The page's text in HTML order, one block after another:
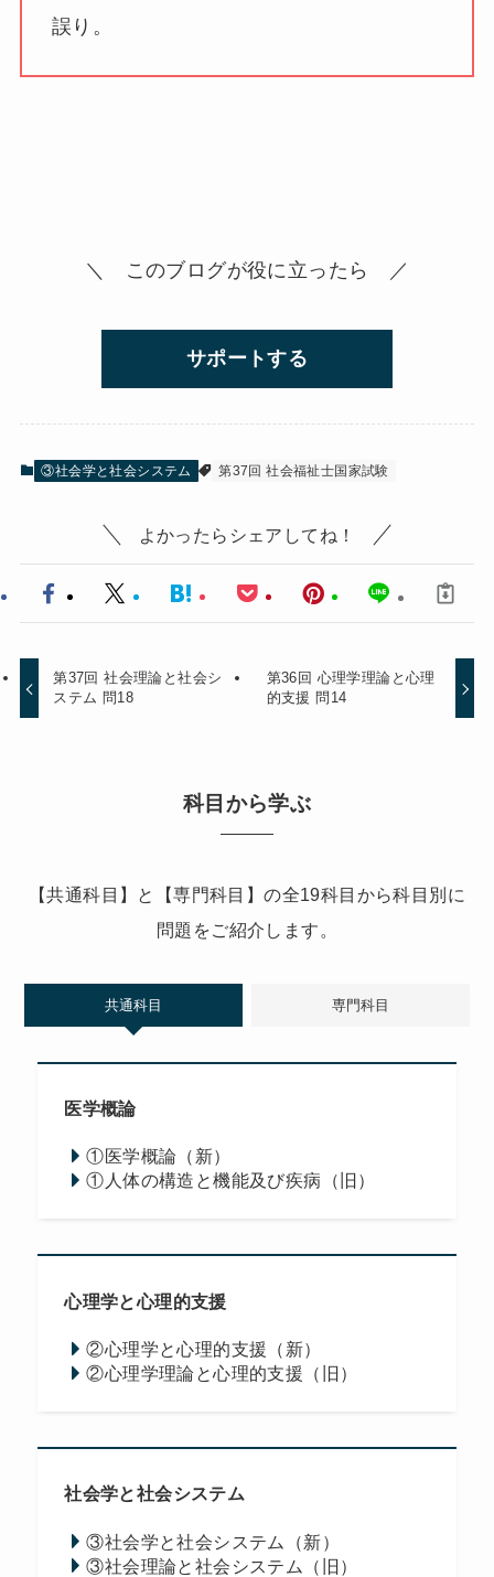
誤り。
＼ このブログが役に立ったら ／
サポートする
③社会学と社会システム 第37回 社会福祉士国家試験
よかったらシェアしてね！
第37回 社会理論と社会シ
ステム 問18
第36回 心理学理論と心理
的支援 問14
科目から学ぶ
【共通科目】と【専門科目】の全19科目から科目別に
問題をご紹介します。
共通科目 専門科目
医学概論
①医学概論（新）
①人体の構造と機能及び疾病（旧）
心理学と心理的支援
②心理学と心理的支援（新）
②心理学理論と心理的支援（旧）
社会学と社会システム
③社会学と社会システム（新）
③社会理論と社会システム（旧）